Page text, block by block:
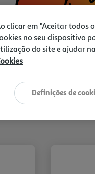
clicar em "Aceitar todos
no seu dispositivo
do site e ajudar
Definições de